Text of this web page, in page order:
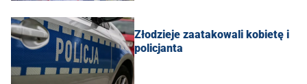
Złodzieje zaatakowali kobietę i
policjanta